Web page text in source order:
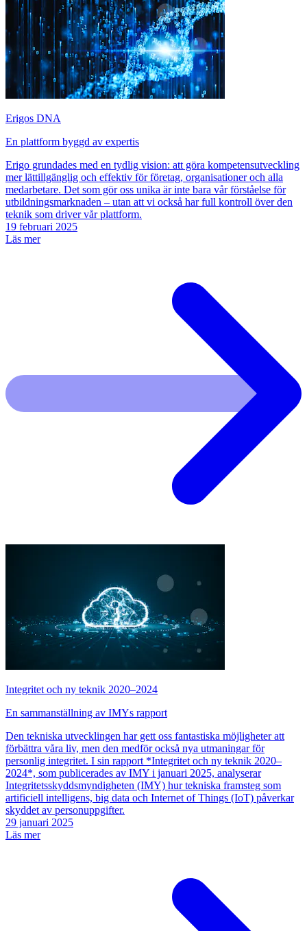
Erigos DNA
En plattform byggd av expertis
Erigo grundades med en tydlig vision: att göra kompetensutveckling
mer lättillgänglig och effektiv för företag, organisationer och alla
medarbetare. Det som gör oss unika är inte bara vår förståelse för
utbildningsmarknaden – utan att vi också har full kontroll över den
teknik som driver vår plattform.
19 februari 2025
Läs mer
Integritet och ny teknik 2020–2024
En sammanställning av IMYs rapport
Den tekniska utvecklingen har gett oss fantastiska möjligheter att
förbättra våra liv, men den medför också nya utmaningar för
personlig integritet. I sin rapport *Integritet och ny teknik 2020–
2024*, som publicerades av IMY i januari 2025, analyserar
Integritetsskyddsmyndigheten (IMY) hur tekniska framsteg som
artificiell intelligens, big data och Internet of Things (IoT) påverkar
skyddet av personuppgifter.
29 januari 2025
Läs mer